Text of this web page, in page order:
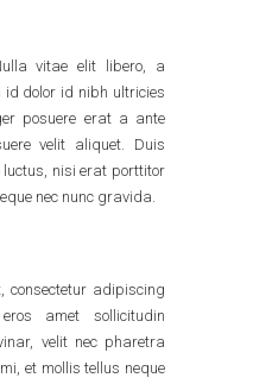
vitae elit libero, a
dolor id nibh ultricies
posuere erat a ante
velit aliquet. Duis
luctus, nisi erat porttitor
nec nunc gravida.
consectetur adipiscing
amet sollicitudin
velit nec pharetra
et mollis tellus neque